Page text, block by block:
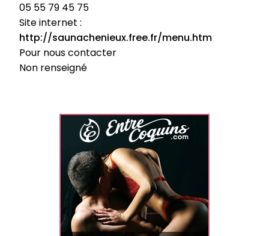
05 55 79 45 75
Site internet :
http://saunachenieux.free.fr/menu.htm
Pour nous contacter
Non renseigné